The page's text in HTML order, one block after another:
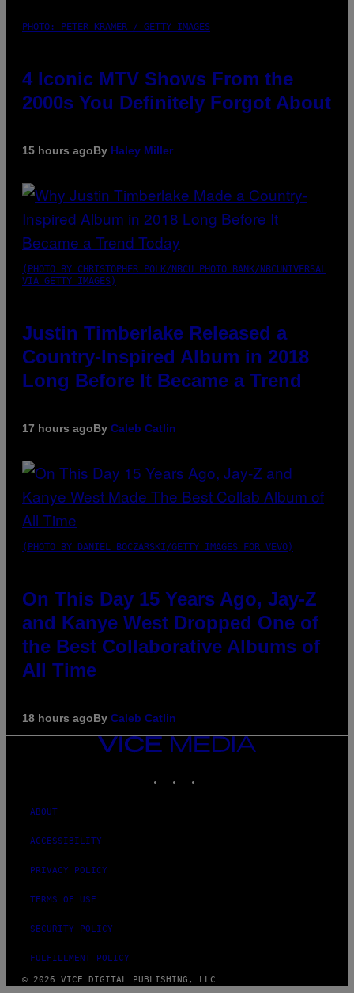
PHOTO: PETER KRAMER / GETTY IMAGES
4 Iconic MTV Shows From the
2000s You Definitely Forgot About
15 hours agoBy Haley Miller
(PHOTO BY CHRISTOPHER POLK/NBCU PHOTO BANK/NBCUNIVERSAL
VIA GETTY IMAGES)
Justin Timberlake Released a
Country-Inspired Album in 2018
Long Before It Became a Trend
17 hours agoBy Caleb Catlin
(PHOTO BY DANIEL BOCZARSKI/GETTY IMAGES FOR VEVO)
On This Day 15 Years Ago, Jay-Z
and Kanye West Dropped One of
the Best Collaborative Albums of
All Time
18 hours agoBy Caleb Catlin
VICE
MEDIA
ABOUT
ACCESSIBILITY
PRIVACY POLICY
TERMS OF USE
SECURITY POLICY
FULFILLMENT POLICY
© 2026 VICE DIGITAL PUBLISHING, LLC